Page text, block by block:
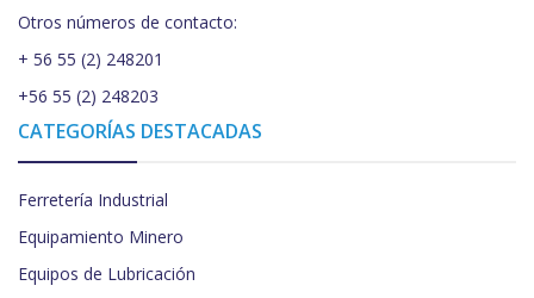
Otros números de contacto:
+ 56 55 (2) 248201
+56 55 (2) 248203
CATEGORÍAS DESTACADAS
Ferretería Industrial
Equipamiento Minero
Equipos de Lubricación